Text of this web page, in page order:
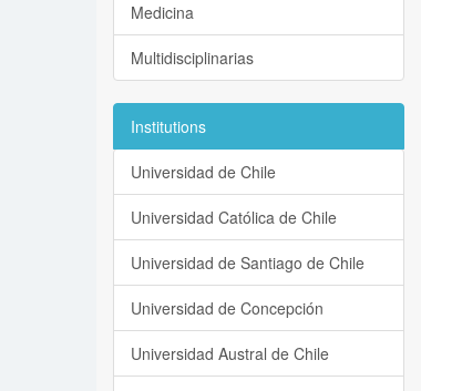
Medicina
Multidisciplinarias
Institutions
Universidad de Chile
Universidad Católica de Chile
Universidad de Santiago de Chile
Universidad de Concepción
Universidad Austral de Chile